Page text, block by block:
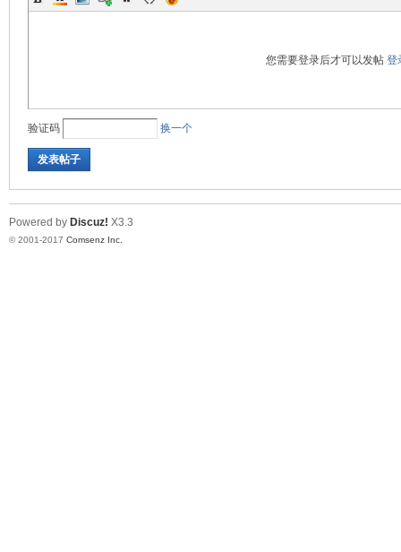
您需要登录后才可以发帖 登
验证码 换一个
发表帖子
Powered by Discuz! X3.3
© 2001-2017 Comsenz Inc.